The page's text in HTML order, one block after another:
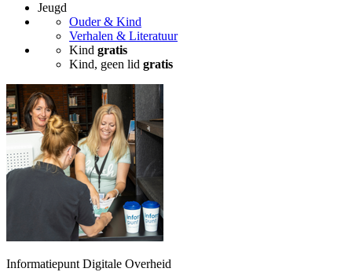
Jeugd
Ouder & Kind
Verhalen & Literatuur
Kind gratis
Kind, geen lid gratis
Informatiepunt Digitale Overheid